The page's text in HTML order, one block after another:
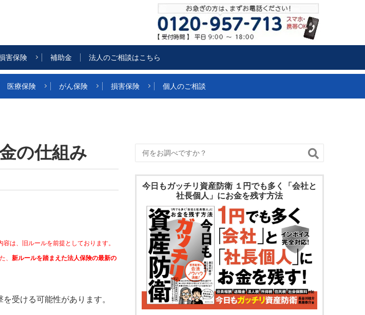
害保険 補助金 法人のご相談はこちら
医療保険 がん保険 損害保険 個人のご相談
の仕組み
は、旧ルールを前提としております。
、 新ルールを踏まえた法人保険の最新の
受ける可能性があります。
今日もガッチリ資産防衛 １円でも多く「会社と
社長個人」にお金を残す方法